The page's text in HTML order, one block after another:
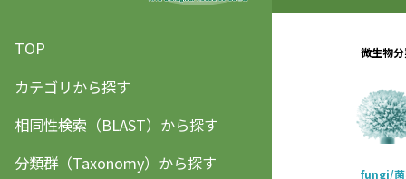
TOP
カテゴリから探す
相同性検索（BLAST）から探す
分類群（Taxonomy）から探す